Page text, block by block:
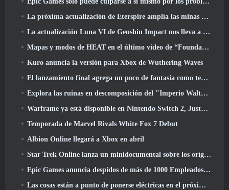
La próxima actualización de Eterspire amplía las minas enanas y ofrece una revisión completa del combate contra jefes
La actualización Luna VI de Genshin Impact nos lleva a ese lugar del que Mondstadt sigue hablando pero que nunca hemos visto
Mapas y modos de HEAT en el último vídeo de “Foundations”
Kuro anuncia la versión para Xbox de Wuthering Waves
El lanzamiento final agrega un poco de fantasía como temporada 10 Lanzamientos
Explora las ruinas en descomposición del "Imperio Walthen" en la próxima gran actualización de RAVEN2
Warframe ya está disponible en Nintendo Switch 2, Justo a tiempo para el lanzamiento de Shadowgrapher
Temporada de Marvel Rivals White Fox 7 Debut
Albion Online llegará a Xbox en abril
Star Trek Online lanza un minidocumental sobre los orígenes de la Federación para celebrar el 16º aniversario
Epic Games anuncia despidos de más de 1000 Empleados, Citando "Descenso en el compromiso de Fortnite"
Las cosas están a punto de ponerse eléctricas en el próximo evento Aftershock de Apex Legends